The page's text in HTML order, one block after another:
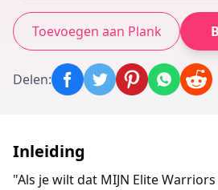
Toevoegen aan Plank
Delen:
Inleiding
"Als je wilt dat MIJN Elite